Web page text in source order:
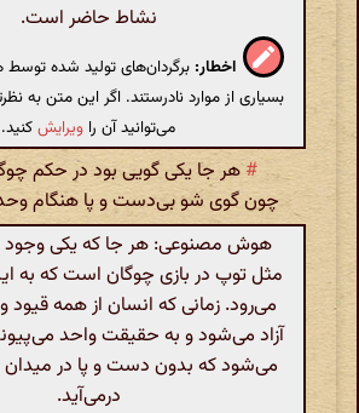
نشاط حاضر است.
اخطار: برگردان‌های تولید شده
بسیاری از موارد نادرستند. اگر این متن به
می‌توانید آن را ویرایشکنید.
#هر جا یکی گویی بود در حکم
چون گوی شو بی‌دست و پا هنگام
هوش مصنوعی: هر جا که یکی وجود
مثل توپ در بازی چوگان است که به
می‌رود. زمانی که انسان از همه
آزاد می‌شود و به حقیقت واحد
می‌شود که بدون دست و پا در میدان
درمی‌آید.